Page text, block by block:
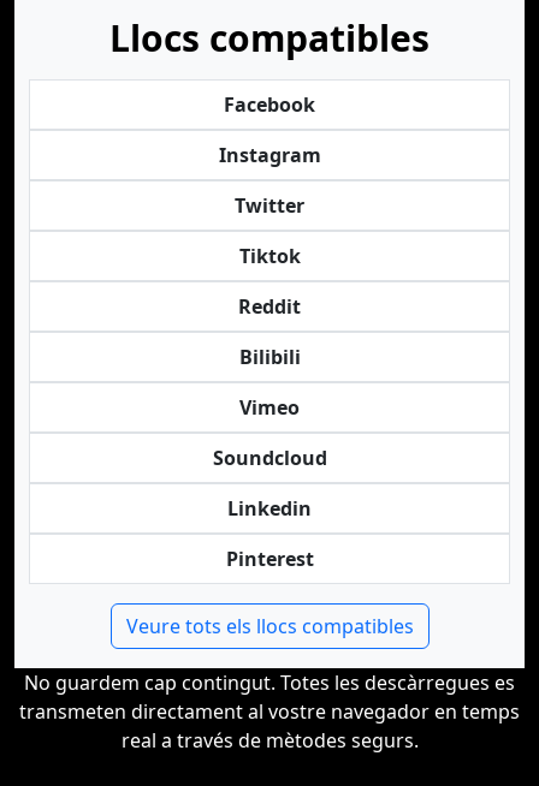
Llocs compatibles
Facebook
Instagram
Twitter
Tiktok
Reddit
Bilibili
Vimeo
Soundcloud
Linkedin
Pinterest
Veure tots els llocs compatibles
No guardem cap contingut. Totes les descàrregues es
transmeten directament al vostre navegador en temps
real a través de mètodes segurs.